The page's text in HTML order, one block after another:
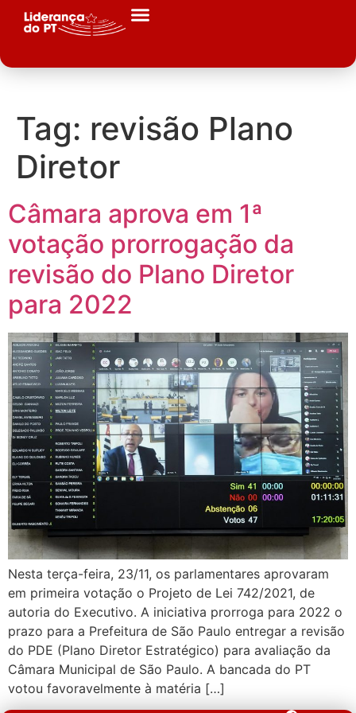
Tag: revisão Plano
Diretor
Câmara aprova em 1ª
votação prorrogação da
revisão do Plano Diretor
para 2022
Nesta terça-feira, 23/11, os parlamentares aprovaram
em primeira votação o Projeto de Lei 742/2021, de
autoria do Executivo. A iniciativa prorroga para 2022 o
prazo para a Prefeitura de São Paulo entregar a revisão
do PDE (Plano Diretor Estratégico) para avaliação da
Câmara Municipal de São Paulo. A bancada do PT
votou favoravelmente à matéria […]